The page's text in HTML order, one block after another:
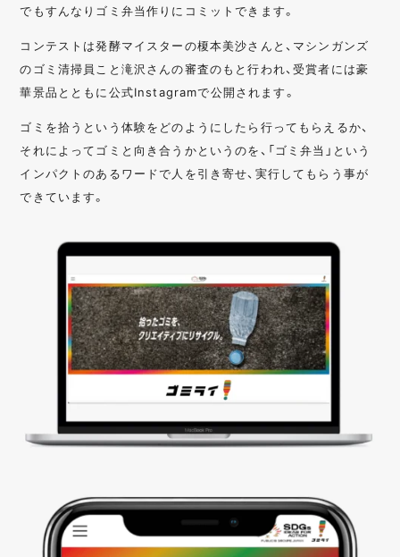
でもすんなりゴミ弁当作りにコミットできます。
コンテストは発酵マイスターの榎本美沙さんと、マシンガンズ
のゴミ清掃員こと滝沢さんの審査のもと行われ、受賞者には豪
華景品とともに公式Instagramで公開されます。
ゴミを拾うという体験をどのようにしたら行ってもらえるか、
それによってゴミと向き合うかというのを、「ゴミ弁当」という
インパクトのあるワードで人を引き寄せ、実行してもらう事が
できています。